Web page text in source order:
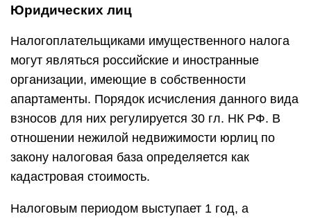
Юридических лиц
Налогоплательщиками имущественного налога
могут являться российские и иностранные
организации, имеющие в собственности
апартаменты. Порядок исчисления данного вида
взносов для них регулируется 30 гл. НК РФ. В
отношении нежилой недвижимости юрлиц по
закону налоговая база определяется как
кадастровая стоимость.
Налоговым периодом выступает 1 год, а